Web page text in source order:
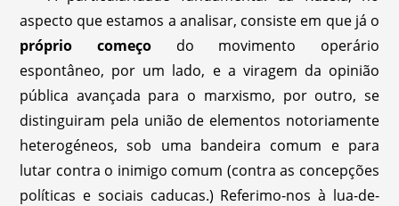
aspecto que estamos a analisar, consiste em que já o
próprio começodo movimento operário
espontâneo, por um lado, e a viragem da opinião
pública avançada para o marxismo, por outro, se
distinguiram pela união de elementos notoriamente
heterogéneos, sob uma bandeira comum e para
lutar contra o inimigo comum (contra as concepções
políticas e sociais caducas.) Referimo-nos à lua-de-